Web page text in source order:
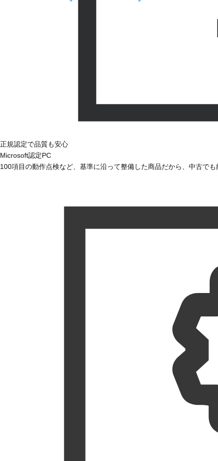
正規認定で品質も安心
Microsoft認定PC
100項目の動作点検など、基準に沿って整備した商品だから、中古で